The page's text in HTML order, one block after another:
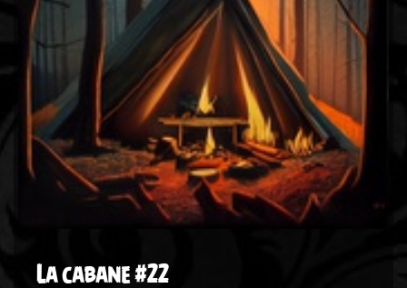
La cabane #22